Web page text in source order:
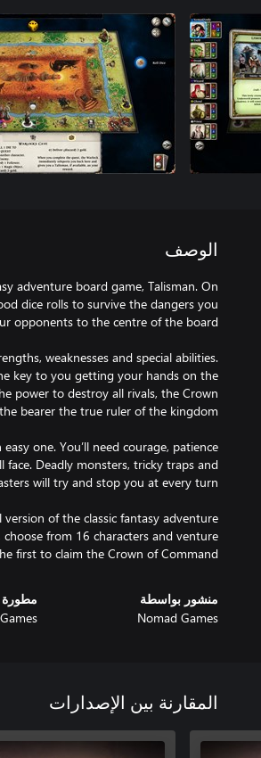
الوصف
adventure board game, Talisman. On
dice rolls to survive the dangers you
weaknesses and special abilities.
key to you getting your hands on the
power to destroy all rivals, the Crown
one. You’ll need courage, patience
Deadly monsters, tricky traps and
of the classic fantasy adventure
from 16 characters and venture
first to claim the Crown of Command.
منشور بواسطة
Nomad Games
المقارنة بين الإصدارات